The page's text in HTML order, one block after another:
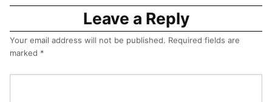
Leave a Reply
Your email address will not be published. Required fields are
marked *